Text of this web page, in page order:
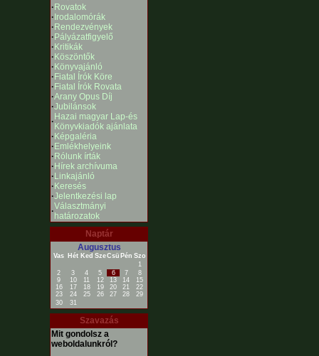
· Rovatok
· Irodalomórák
· Rendezvények
· Pályázatfigyelő
· Kritikák
· Köszöntők
· Könyvajánló
· Fiatal Írók Köre
· Fiatal Írók Rovata
·Arany Opus Díj
·Jubilánsok
· Hazai magyar Lap-és
Könyvkiadók ajánlata
· Képgaléria
· Emlékhelyeink
· Rólunk írták
· Hírek archívuma
· Linkajánló
· Keresés
·Jelentkezési lap
·Választmányi
határozatok
Naptár
Augusztus
Vas Hét Ked SzeCsü Pén Szo
1
2
3 4 5 6 7
8
9
10 11 12 13 14
15
16
17 18 19 20 21
22
23
24 25 26 27 28
29
30
31
Szavazás
Mit gondolsz a
weboldalunkról?